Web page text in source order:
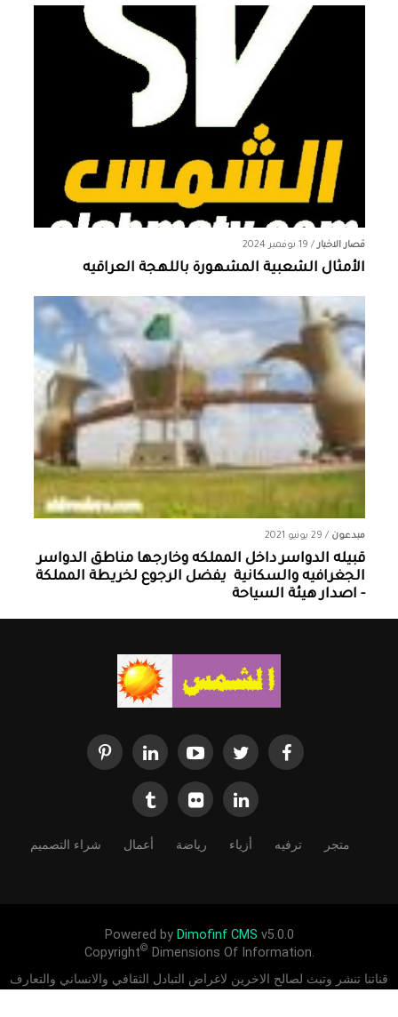
قصار الاخبار/ 19 نوفمبر 2024
الأمثال الشعبية المشهورة باللهجة العراقيه
مبدعون / 29 يونيو 2021
قبيله الدواسر داخل المملكه وخارجها ‏مناطق الدواسر
الجغرافيه والسكانية ‏ يفضل الرجوع لخريطة المملكة
- اصدار هيئة السياحة
متجر ترفيه أزياء رياضة أعمال شراء التصميم
Powered by Dimofinf CMS v5.0.0
Copyright© Dimensions Of Information.
قناتنا تنشر وتبث لصالح الاخرين لاغراض التبادل الثقافي والانساني والتعارف